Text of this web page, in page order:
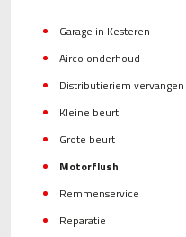
Garage in Kesteren
Airco onderhoud
Distributieriem vervangen
Kleine beurt
Grote beurt
Motorflush
Remmenservice
Reparatie